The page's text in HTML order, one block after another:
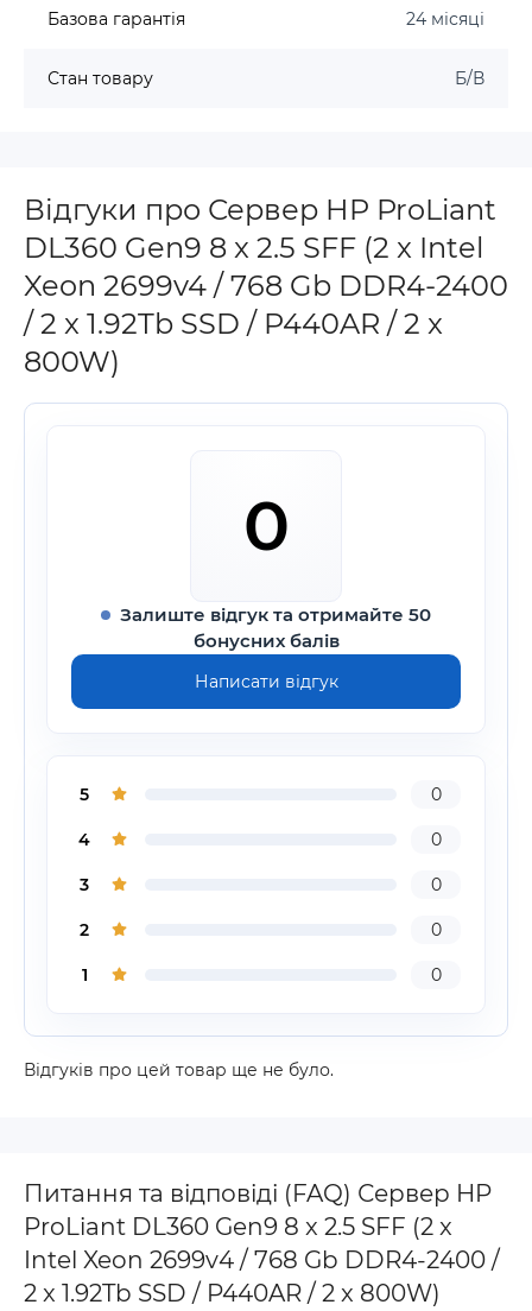
Базова гарантія 24 місяці
Стан товару Б/В
Відгуки про Сервер HP ProLiant
DL360 Gen9 8 x 2.5 SFF (2 x Intel
Xeon 2699v4 / 768 Gb DDR4-2400
/ 2 x 1.92Tb SSD / P440AR / 2 x
800W)
0
Залиште відгук та отримайте 50
бонусних балів
Написати відгук
5 0
4 0
3 0
2 0
1 0
Відгуків про цей товар ще не було.
Питання та відповіді (FAQ) Сервер HP
ProLiant DL360 Gen9 8 x 2.5 SFF (2 x
Intel Xeon 2699v4 / 768 Gb DDR4-2400 /
2 x 1.92Tb SSD / P440AR / 2 x 800W)